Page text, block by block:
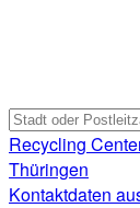
Recycling
Thüringen
Kontaktdaten